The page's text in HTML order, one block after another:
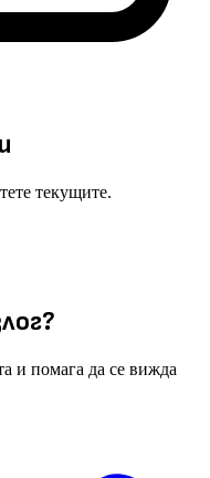
текущите.
и помага да се вижда